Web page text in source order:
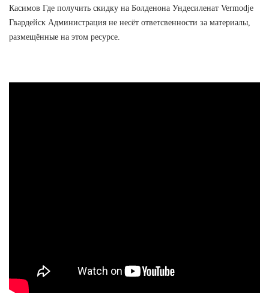
Касимов Где получить скидку на Болденона Ундесиленат Vermodje
Гвардейск Администрация не несёт ответсвенности за материалы,
размещённые на этом ресурсе.